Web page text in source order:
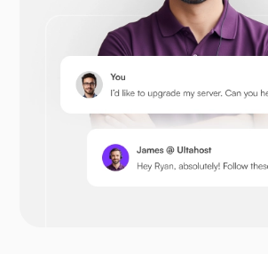
Prestashop